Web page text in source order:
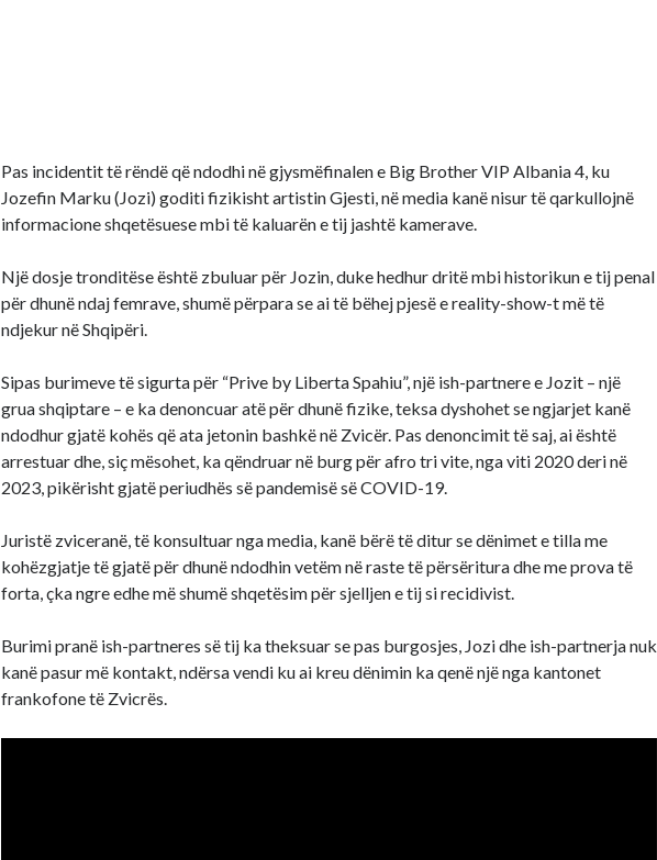
Pas incidentit të rëndë që ndodhi në gjysmëfinalen e Big Brother VIP Albania 4, ku
Jozefin Marku (Jozi) goditi fizikisht artistin Gjesti, në media kanë nisur të qarkullojnë
informacione shqetësuese mbi të kaluarën e tij jashtë kamerave.
Një dosje tronditëse është zbuluar për Jozin, duke hedhur dritë mbi historikun e tij penal
për dhunë ndaj femrave, shumë përpara se ai të bëhej pjesë e reality-show-t më të
ndjekur në Shqipëri.
Sipas burimeve të sigurta për “Prive by Liberta Spahiu”, një ish-partnere e Jozit – një
grua shqiptare – e ka denoncuar atë për dhunë fizike, teksa dyshohet se ngjarjet kanë
ndodhur gjatë kohës që ata jetonin bashkë në Zvicër. Pas denoncimit të saj, ai është
arrestuar dhe, siç mësohet, ka qëndruar në burg për afro tri vite, nga viti 2020 deri në
2023, pikërisht gjatë periudhës së pandemisë së COVID-19.
Juristë zviceranë, të konsultuar nga media, kanë bërë të ditur se dënimet e tilla me
kohëzgjatje të gjatë për dhunë ndodhin vetëm në raste të përsëritura dhe me prova të
forta, çka ngre edhe më shumë shqetësim për sjelljen e tij si recidivist.
Burimi pranë ish-partneres së tij ka theksuar se pas burgosjes, Jozi dhe ish-partnerja nuk
kanë pasur më kontakt, ndërsa vendi ku ai kreu dënimin ka qenë një nga kantonet
frankofone të Zvicrës.